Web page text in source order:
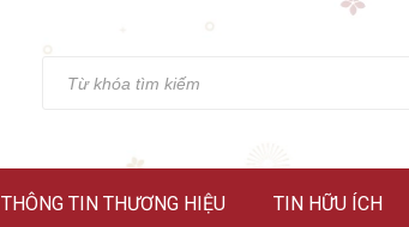
THÔNG TIN THƯƠNG HIỆU TIN HỮU ÍCH